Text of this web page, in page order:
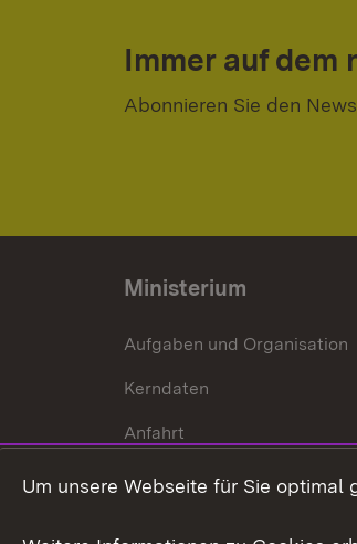
Immer auf dem
Abonnieren Sie den
Ministerium
Aufgaben und Organisation
Kerndaten
Anfahrt
Um unsere Webseite für Sie optimal